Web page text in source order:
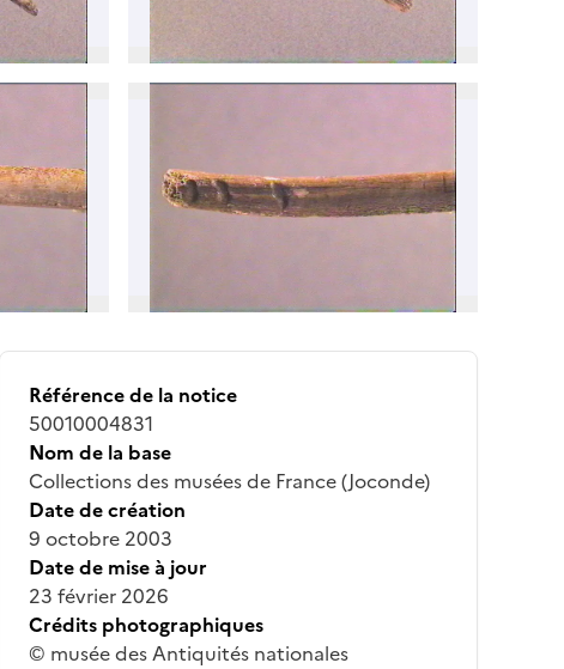
Référence de la notice
50010004831
Nom de la base
Collections des musées de France (Joconde)
Date de création
9 octobre 2003
Date de mise à jour
23 février 2026
Crédits photographiques
© musée des Antiquités nationales